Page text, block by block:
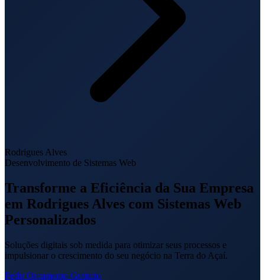
Rodrigues Alves
Desenvolvimento de Sistemas Web
Transforme a Eficiência da Sua Empresa
em Rodrigues Alves com Sistemas Web
Personalizados
Soluções digitais sob medida para otimizar seus processos e
impulsionar o crescimento do seu negócio na Terra do Açaí.
Pedir Orçamento Gratuito